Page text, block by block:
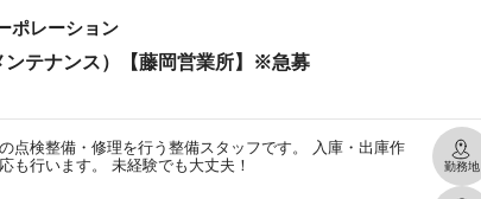
ポレーション
ンテナンス）【藤岡営業所】※急募
点検整備・修理を行う整備スタッフです。 入庫・出庫作
も行います。 未経験でも大丈夫！
勤務地